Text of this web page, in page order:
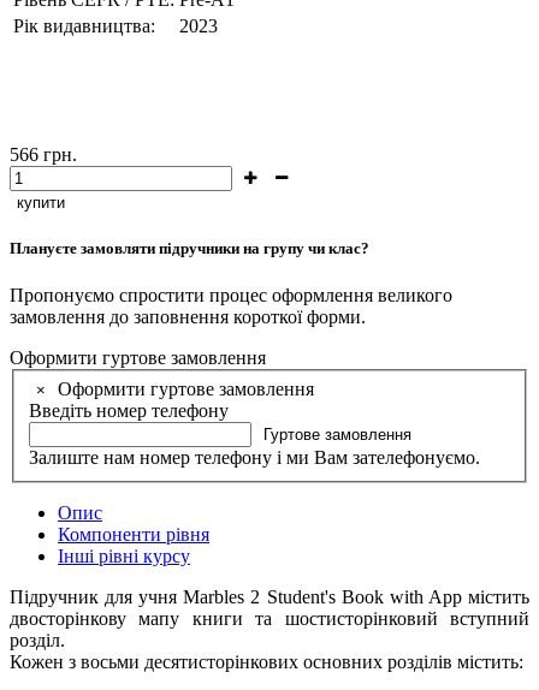
Рік видавництва:
2023
566 грн.
купити
Плануєте замовляти підручники на групу чи клас?
Пропонуємо спростити процес оформлення великого
замовлення до заповнення короткої форми.
Оформити гуртове замовлення
×
Оформити гуртове замовлення
Введіть номер телефону
Гуртове замовлення
Залиште нам номер телефону і ми Вам зателефонуємо.
Опис
Компоненти рівня
Інші рівні курсу
Підручник для учня Marbles 2 Student's Book with App містить
двосторінкову мапу книги та шостисторінковий вступний
розділ.
Кожен з восьми десятисторінкових основних розділів містить: